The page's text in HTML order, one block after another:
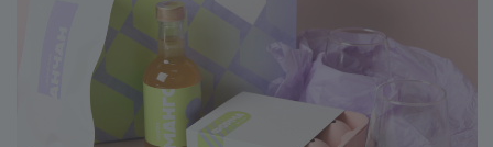
Смотреть проект